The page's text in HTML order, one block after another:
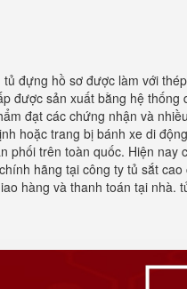
đựng hồ sơ được làm với
được sản xuất bằng hệ thống
đạt các chứng nhận và
hoặc trang bị bánh xe di
trên toàn quốc. Hiện nay
hãng tại công ty tủ sắt
hàng và thanh toán tại nhà.